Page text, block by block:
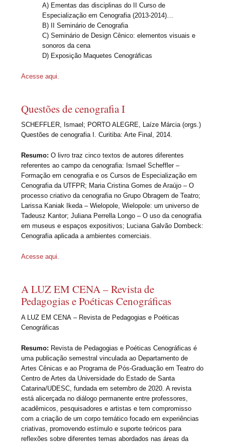
A) Ementas das disciplinas do II Curso de
Especialização em Cenografia (2013-2014)…
B) II Seminário de Cenografia
C) Seminário de Design Cênico: elementos visuais e
sonoros da cena
D) Exposição Maquetes Cenográficas
Acesse aqui.
Questões de cenografia I
SCHEFFLER, Ismael; PORTO ALEGRE, Laíze Márcia (orgs.)
Questões de cenografia I. Curitiba: Arte Final, 2014.
Resumo: O livro traz cinco textos de autores diferentes
referentes ao campo da cenografia: Ismael Scheffler –
Formação em cenografia e os Cursos de Especialização em
Cenografia da UTFPR; Maria Cristina Gomes de Araújo – O
processo criativo da cenografia no Grupo Obragem de Teatro;
Larissa Kaniak Ikeda – Wielopole, Wielopole: um universo de
Tadeusz Kantor; Juliana Perrella Longo – O uso da cenografia
em museus e espaços expositivos; Luciana Galvão Dombeck:
Cenografia aplicada a ambientes comerciais.
Acesse aqui.
A LUZ EM CENA – Revista de
Pedagogias e Poéticas Cenográficas
A LUZ EM CENA – Revista de Pedagogias e Poéticas
Cenográficas
Resumo: Revista de Pedagogias e Poéticas Cenográficas é
uma publicação semestral vinculada ao Departamento de
Artes Cênicas e ao Programa de Pós-Graduação em Teatro do
Centro de Artes da Universidade do Estado de Santa
Catarina/UDESC, fundada em setembro de 2020. A revista
está alicerçada no diálogo permanente entre professores,
acadêmicos, pesquisadores e artistas e tem compromisso
com a criação de um corpo temático focado em experiências
criativas, promovendo estímulo e suporte teóricos para
reflexões sobre diferentes temas abordados nas áreas da